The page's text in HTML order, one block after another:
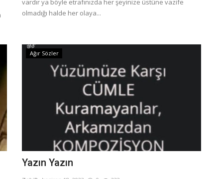
vardır ya böyle etrafınızda her şeyinize üstüne vazife
olmadığı halde her olaya...
Ağır Sözler
Yazın Yazın
Sohbetleri,Eski chat odalarının...